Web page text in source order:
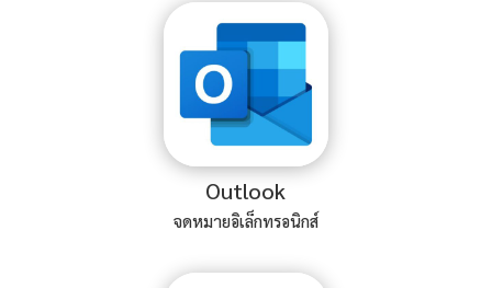
Outlook
จดหมายอิเล็กทรอนิกส์